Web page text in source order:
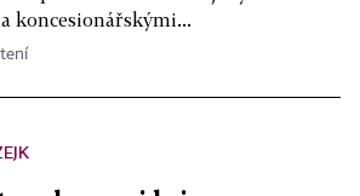
koncesionářskými...